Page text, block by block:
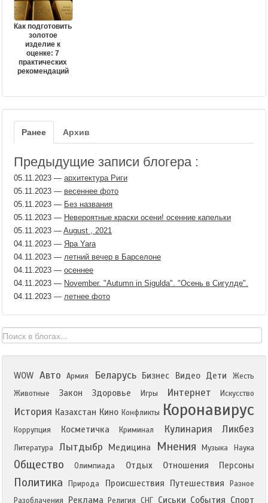
Как подготовить
золотое
изделие к
оценке: 7
практических
рекомендаций
Ранее Архив
Предыдущие записи блогера :
05.11.2023 — архитектура Риги
05.11.2023 — весеннее фото
05.11.2023 — Без названия
05.11.2023 — Невероятные краски осени! осенние капельки
05.11.2023 — August , 2021
04.11.2023 — Яра Yara
04.11.2023 — летний вечер в Барселоне
04.11.2023 — осеннее
04.11.2023 — November. "Autumn in Sigulda". "Осень в Сигулде".
04.11.2023 — летнее фото
WOW Авто Армия Беларусь Бизнес Видео Дети
Жесть
Животные
Закон Здоровье Игры Интернет Искусство
История Казахстан Кино Конфликты Коронавирус
Коррупция Косметичка Криминал Кулинария Ликбез
Литература Лытдыбр Медицина Мнения Музыка Наука
Общество Олимпиада Отдых Отношения Персоны
Политика Природа Происшествия Путешествия
Разное
Разоблачения
Реклама Религия СНГ Сиськи События Спорт